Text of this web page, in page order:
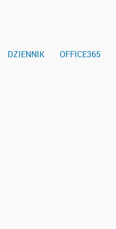
DZIENNIK OFFICE365